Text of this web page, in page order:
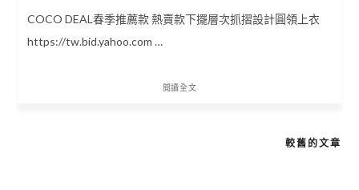
COCO DEAL春季推薦款 熱賣款下擺層次抓摺設計圓領上衣
https://tw.bid.yahoo.com …
閱讀全文
較舊的文章